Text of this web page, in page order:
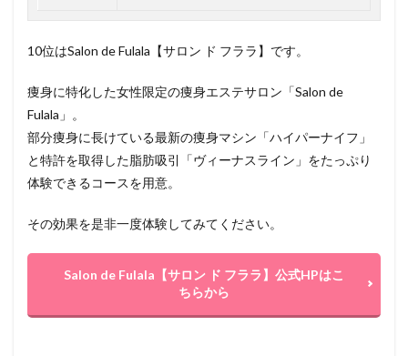
10位はSalon de Fulala【サロン ド フララ】です。
痩身に特化した女性限定の痩身エステサロン「Salon de
Fulala」。
部分痩身に長けている最新の痩身マシン「ハイパーナイフ」
と特許を取得した脂肪吸引「ヴィーナスライン」をたっぷり
体験できるコースを用意。
その効果を是非一度体験してみてください。
Salon de Fulala【サロン ド フララ】公式HPはこ
ちらから